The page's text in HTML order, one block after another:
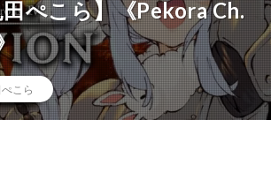
ぺこら】《Pekora Ch.
こら